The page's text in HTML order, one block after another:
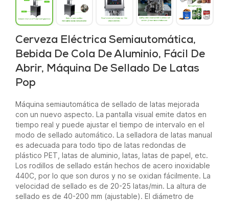
Cerveza Eléctrica Semiautomática,
Bebida De Cola De Aluminio, Fácil De
Abrir, Máquina De Sellado De Latas
Pop
Máquina semiautomática de sellado de latas mejorada
con un nuevo aspecto. La pantalla visual emite datos en
tiempo real y puede ajustar el tiempo de intervalo en el
modo de sellado automático. La selladora de latas manual
es adecuada para todo tipo de latas redondas de
plástico PET, latas de aluminio, latas, latas de papel, etc.
Los rodillos de sellado están hechos de acero inoxidable
440C, por lo que son duros y no se oxidan fácilmente. La
velocidad de sellado es de 20-25 latas/min. La altura de
sellado es de 40-200 mm (ajustable). El diámetro de